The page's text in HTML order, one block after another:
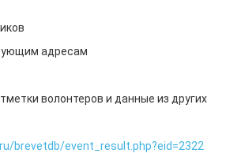
адресам
волонтеров и данные из других
brevetdb/event_result.php?eid=2322